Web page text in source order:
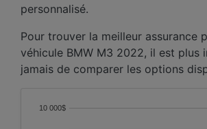
personnalisé.
Pour trouver la meilleur assurance
véhicule BMW M3 2022, il est plus
jamais de comparer les options
10 000$